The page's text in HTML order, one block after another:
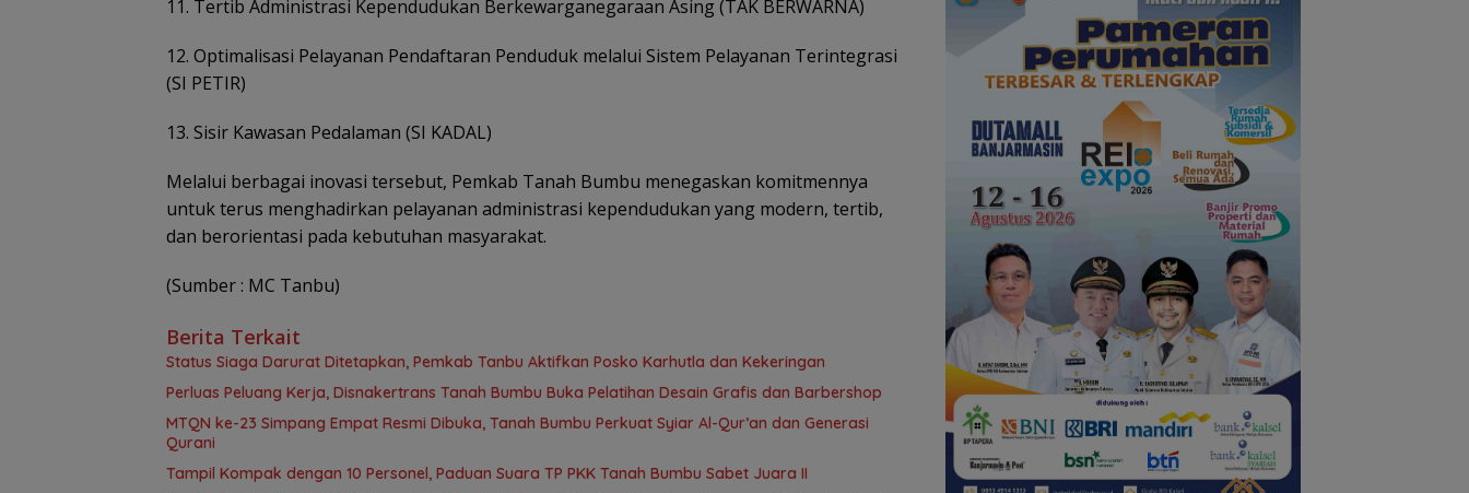
11. Tertib Administrasi Kependudukan Berkewarganegaraan Asing (TAK BERWARNA)
12. Optimalisasi Pelayanan Pendaftaran Penduduk melalui Sistem Pelayanan Terintegrasi
(SI PETIR)
13. Sisir Kawasan Pedalaman (SI KADAL)
Melalui berbagai inovasi tersebut, Pemkab Tanah Bumbu menegaskan komitmennya
untuk terus menghadirkan pelayanan administrasi kependudukan yang modern, tertib,
dan berorientasi pada kebutuhan masyarakat.
(Sumber : MC Tanbu)
Berita Terkait
Status Siaga Darurat Ditetapkan, Pemkab Tanbu Aktifkan Posko Karhutla dan Kekeringan
Perluas Peluang Kerja, Disnakertrans Tanah Bumbu Buka Pelatihan Desain Grafis dan Barbershop
MTQN ke-23 Simpang Empat Resmi Dibuka, Tanah Bumbu Perkuat Syiar Al-Qur’an dan Generasi
Qurani
Tampil Kompak dengan 10 Personel, Paduan Suara TP PKK Tanah Bumbu Sabet Juara II